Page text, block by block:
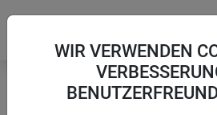
WIR VERWENDEN